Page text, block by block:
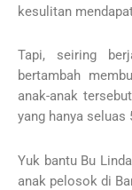
kesulitan
Tapi, seiring
bertambah
anak-anak
yang hanya seluas
Yuk bantu Bu
anak pelosok di